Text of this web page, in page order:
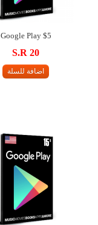
Google Play $5
S.R 20
اضافة للسلة